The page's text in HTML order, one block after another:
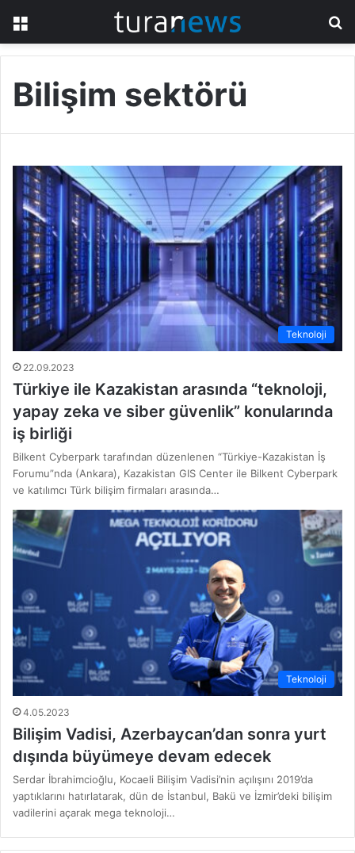
Bilişim sektörü
Teknoloji
22.09.2023
Türkiye ile Kazakistan arasında “teknoloji,
yapay zeka ve siber güvenlik” konularında
iş birliği
Bilkent Cyberpark tarafından düzenlenen “Türkiye-Kazakistan İş
Forumu”nda (Ankara), Kazakistan GIS Center ile Bilkent Cyberpark
ve katılımcı Türk bilişim firmaları arasında…
Teknoloji
4.05.2023
Bilişim Vadisi, Azerbaycan’dan sonra yurt
dışında büyümeye devam edecek
Serdar İbrahimcioğlu, Kocaeli Bilişim Vadisi’nin açılışını 2019’da
yaptıklarını hatırlatarak, dün de İstanbul, Bakü ve İzmir’deki bilişim
vadilerini açarak mega teknoloji…